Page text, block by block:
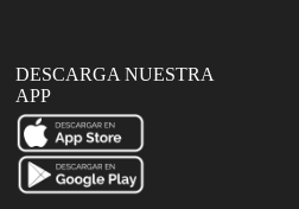
DESCARGA NUESTRA
APP